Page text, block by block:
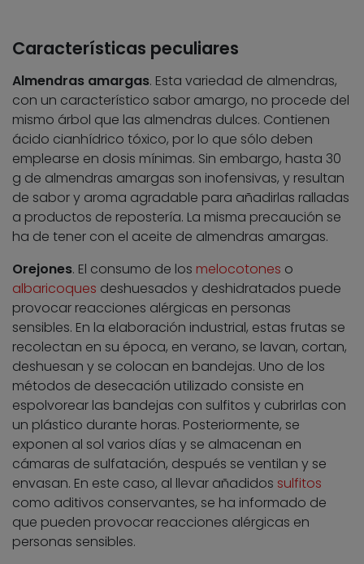
Características peculiares
Almendras amargas. Esta variedad de almendras,
con un característico sabor amargo, no procede del
mismo árbol que las almendras dulces. Contienen
ácido cianhídrico tóxico, por lo que sólo deben
emplearse en dosis mínimas. Sin embargo, hasta 30
g de almendras amargas son inofensivas, y resultan
de sabor y aroma agradable para añadirlas ralladas
a productos de repostería. La misma precaución se
ha de tener con el aceite de almendras amargas.
Orejones. El consumo de los melocotones o
albaricoques deshuesados y deshidratados puede
provocar reacciones alérgicas en personas
sensibles. En la elaboración industrial, estas frutas se
recolectan en su época, en verano, se lavan, cortan,
deshuesan y se colocan en bandejas. Uno de los
métodos de desecación utilizado consiste en
espolvorear las bandejas con sulfitos y cubrirlas con
un plástico durante horas. Posteriormente, se
exponen al sol varios días y se almacenan en
cámaras de sulfatación, después se ventilan y se
envasan. En este caso, al llevar añadidos sulfitos
como aditivos conservantes, se ha informado de
que pueden provocar reacciones alérgicas en
personas sensibles.